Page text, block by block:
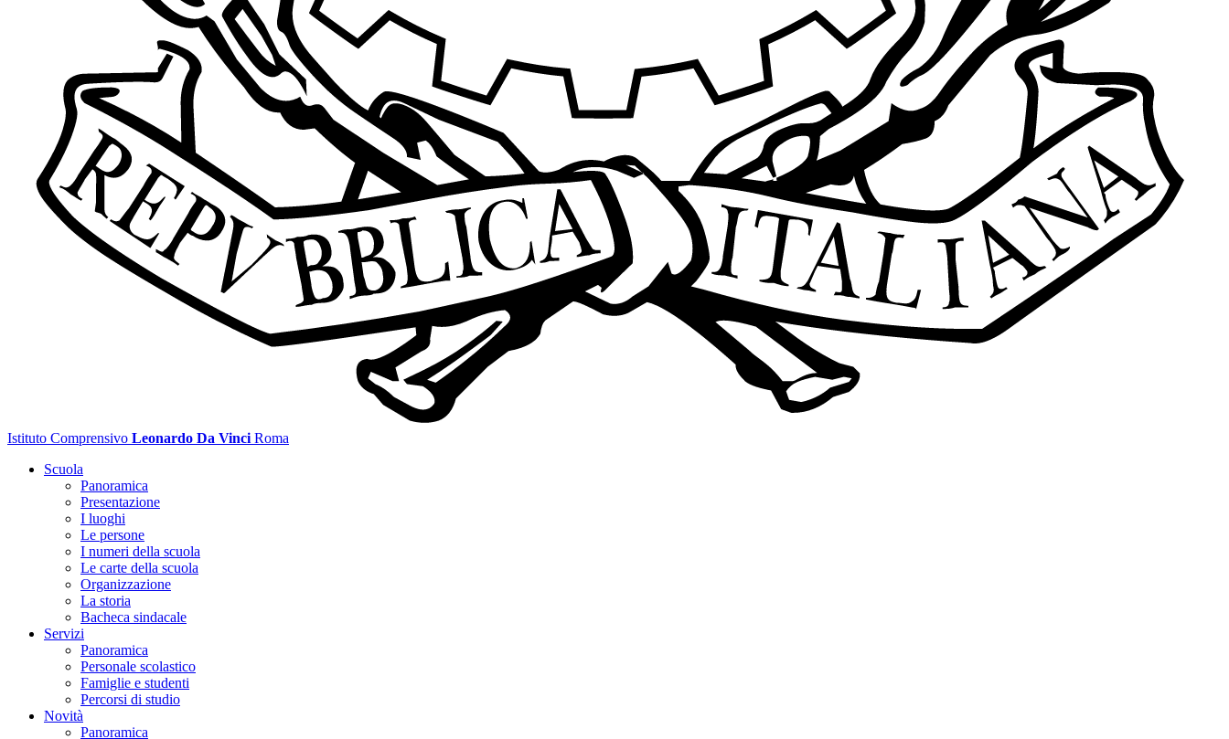
Istituto Comprensivo Leonardo Da Vinci Roma
Scuola
Panoramica
Presentazione
I luoghi
Le persone
I numeri della scuola
Le carte della scuola
Organizzazione
La storia
Bacheca sindacale
Servizi
Panoramica
Personale scolastico
Famiglie e studenti
Percorsi di studio
Novità
Panoramica